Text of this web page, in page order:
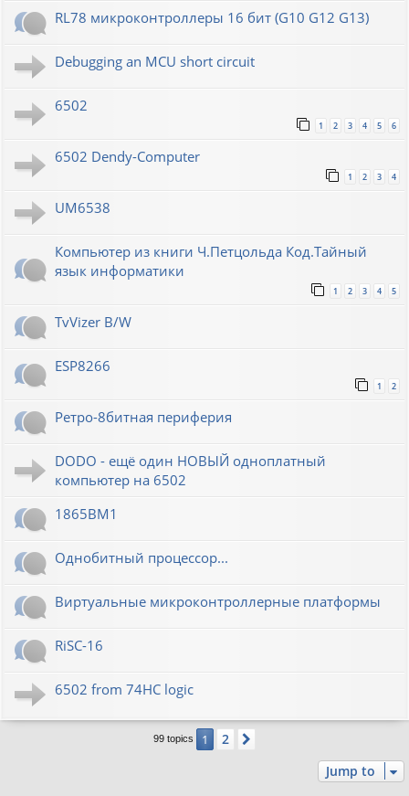
RL78 микроконтроллеры 16 бит (G10 G12 G13)
Debugging an MCU short circuit
6502
1 2 3 4 5 6
6502 Dendy-Computer
1 2 3 4
UM6538
Компьютер из книги Ч.Петцольда Код.Тайный
язык информатики
1 2 3 4 5
TvVizer B/W
ESP8266
1 2
Ретро-8битная периферия
DODO - ещё один НОВЫЙ одноплатный
компьютер на 6502
1865ВМ1
Однобитный процессор...
Виртуальные микроконтроллерные платформы
RiSC-16
6502 from 74HC logic
99 topics 1 2
Jump to